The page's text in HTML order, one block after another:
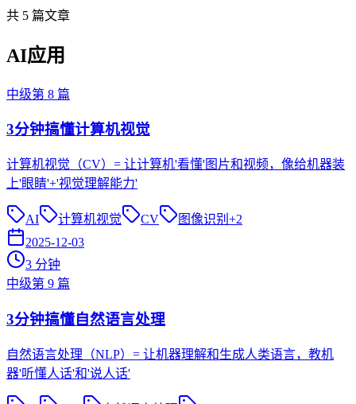
共 5 篇文章
AI应用
中级第 8 篇
3分钟搞懂计算机视觉
计算机视觉（CV）= 让计算机'看懂'图片和视频，像给机器装
上'眼睛'+'视觉理解能力'
AI 计算机视觉 CV 图像识别 +2
2025-12-03
3 分钟
中级第 9 篇
3分钟搞懂自然语言处理
自然语言处理（NLP）= 让机器理解和生成人类语言，教机
器'听懂人话'和'说人话'